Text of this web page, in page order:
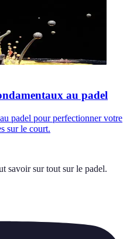
au padel
padel pour perfectionner votre
sur le court.
savoir sur tout sur le padel.